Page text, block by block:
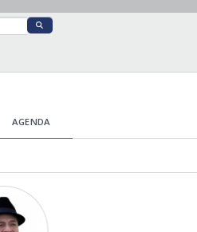
AGENDA